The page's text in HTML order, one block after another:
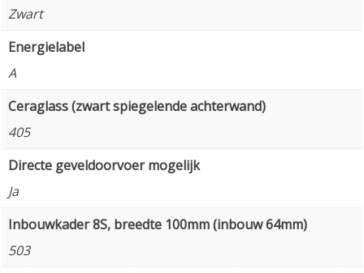
Zwart
Energielabel
A
Ceraglass (zwart spiegelende achterwand)
405
Directe geveldoorvoer mogelijk
Ja
Inbouwkader 8S, breedte 100mm (inbouw 64mm)
503